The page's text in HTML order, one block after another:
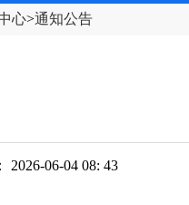
心>通知公告
2026-06-04 08: 43